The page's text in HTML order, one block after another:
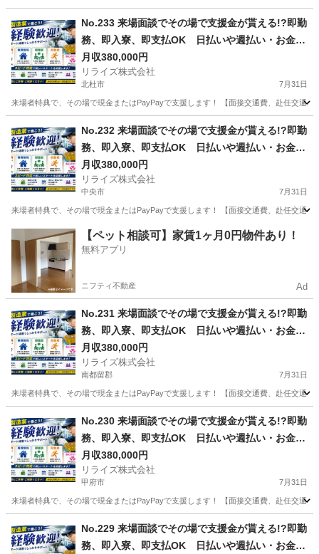
No.233 来場面談でその場で支援金が貰える!?即勤
務、即入寮、即支払OK 日払いや週払い・お金住
む場所に困ってる方必見の案件です！簡単な電子
部品の製造・加工のお仕事♪
月収380,000円
リライズ株式会社
北杜市 7月31日
来場者特典で、その場で現金またはPayPayで支援します！ 【面接交通費、赴任交通
No.232 来場面談でその場で支援金が貰える!?即勤
務、即入寮、即支払OK 日払いや週払い・お金住
む場所に困ってる方必見の案件です！簡単な電子
部品の製造・加工のお仕事♪
月収380,000円
リライズ株式会社
中央市 7月31日
来場者特典で、その場で現金またはPayPayで支援します！ 【面接交通費、赴任交通
中央市 その他 業務
【ペット相談可】家賃1ヶ月0円物件あり！
無料アプリ
ニフティ不動産 Ad
No.231 来場面談でその場で支援金が貰える!?即勤
務、即入寮、即支払OK 日払いや週払い・お金住
む場所に困ってる方必見の案件です！簡単な電子
部品の製造・加工のお仕事♪
月収380,000円
リライズ株式会社
南都留郡 7月31日
来場者特典で、その場で現金またはPayPayで支援します！ 【面接交通費、赴任交通
業務
No.230 来場面談でその場で支援金が貰える!?即勤
務、即入寮、即支払OK 日払いや週払い・お金住
む場所に困ってる方必見の案件です！簡単な電子
部品の製造・加工のお仕事♪
月収380,000円
リライズ株式会社
甲府市 7月31日
来場者特典で、その場で現金またはPayPayで支援します！ 【面接交通費、赴任交通
No.229 来場面談でその場で支援金が貰える!?即勤
務、即入寮、即支払OK 日払いや週払い・お金住